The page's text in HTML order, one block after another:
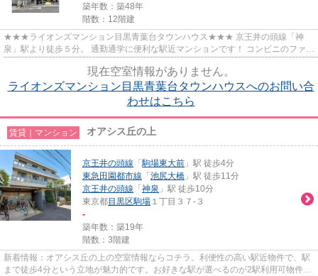
築年数：築48年
階数：12階建
★★★ライオンズマンション目黒青葉台タウンハウス★★★ 京王井の頭線「神
泉」駅より徒歩５分。 通勤通学に便利な駅近マンションです！ コンビニのファミ
現在空室情報がありません。
ライオンズマンション目黒青葉台タウンハウスへのお問い合
わせはこちら
賃貸｜マンション オアシス丘の上
京王井の頭線 「駒場東大前 」駅 徒歩4分
東急田園都市線 「 池尻大橋 」駅 徒歩11分
京王井の頭線 「 神泉 」駅 徒歩10分
東京都目黒区駒場 １丁目３７-３
-
築年数：築19年
階数：3階建
新着情報：オアシス丘の上の空室情報ならコチラ。利便性の高い駅近物件で、駅
まで徒歩4分という立地が魅力的です。お好きな駅が選べるのが2駅利用可物件の